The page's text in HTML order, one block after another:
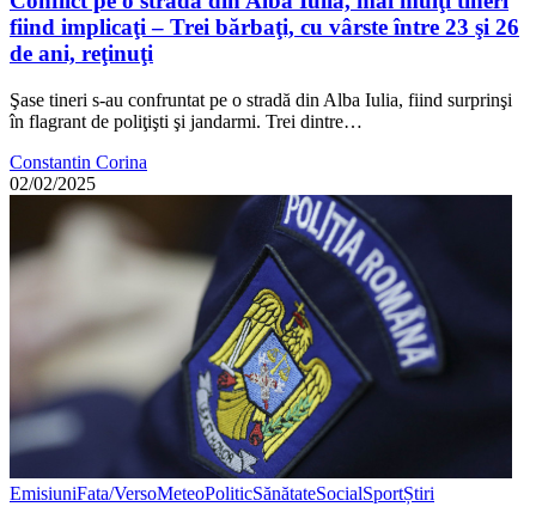
fiind implicaţi – Trei bărbaţi, cu vârste între 23 şi 26
de ani, reţinuţi
Şase tineri s-au confruntat pe o stradă din Alba Iulia, fiind surprinşi
în flagrant de poliţişti şi jandarmi. Trei dintre…
Constantin Corina
02/02/2025
EmisiuniFata/VersoMeteoPoliticSănătateSocialSportȘtiri